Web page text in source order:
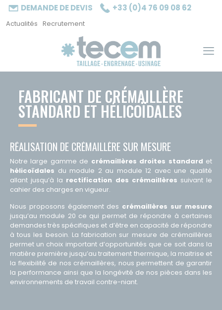
Actualités Recrutement
DEMANDE DE DEVIS +33 (0)4 76 09 08 62
FABRICANT DE CRÉMAILLÈRE
STANDARD ET HÉLICOÏDALES
RÉALISATION DE CRÉMAILLÈRE SUR MESURE
Notre large gamme de crémaillères droites standard et
hélicoïdales du module 2 au module 12 avec une qualité
allant jusqu’à la rectification des crémaillères suivant le
cahier des charges en vigueur.
Nous proposons également des crémaillères sur mesure
jusqu’au module 20 ce qui permet de répondre à certaines
demandes très spécifiques et d’être en capacité de répondre
à tous les besoin. Lafabrication sur mesure de crémaillères
permet un choix important d’opportunités que ce soit dans la
matière première jusqu’au traitement thermique, la maitrise et
la flexibilité de nos crémaillères, nous permettent de garantir
la performance ainsi que la longévité de nos pièces dans les
environnements de travail contre-niant.
Cookies management panel